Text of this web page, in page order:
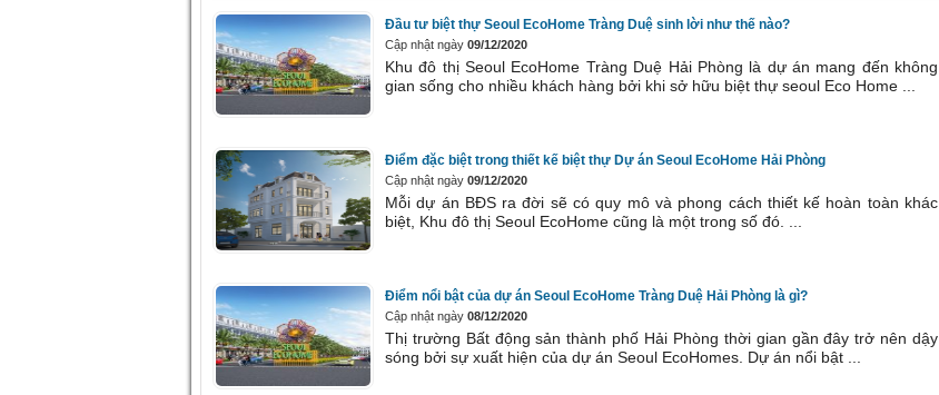
Đầu tư biệt thự Seoul EcoHome Tràng Duệ sinh lời như thế nào?
Cập nhật ngày 09/12/2020
Khu đô thị Seoul EcoHome Tràng Duệ Hải Phòng là dự án mang đến không
gian sống cho nhiều khách hàng bởi khi sở hữu biệt thự seoul Eco Home ...
Điểm đặc biệt trong thiết kế biệt thự Dự án Seoul EcoHome Hải Phòng
Cập nhật ngày 09/12/2020
Mỗi dự án BĐS ra đời sẽ có quy mô và phong cách thiết kế hoàn toàn khác
biệt, Khu đô thị Seoul EcoHome cũng là một trong số đó. ...
Điểm nổi bật của dự án Seoul EcoHome Tràng Duệ Hải Phòng là gì?
Cập nhật ngày 08/12/2020
Thị trường Bất động sản thành phố Hải Phòng thời gian gần đây trở nên dậy
sóng bởi sự xuất hiện của dự án Seoul EcoHomes. Dự án nổi bật ...